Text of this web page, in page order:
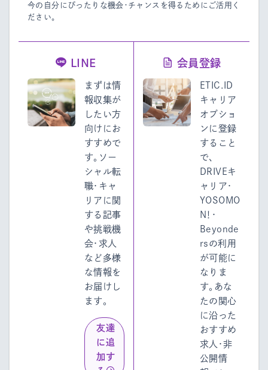
今の自分にぴったりな機会・チャンスを得るためにご活用く
ださい。
LINE
まずは情
報収集が
したい方
向けにお
すすめで
す。ソー
シャル転
職・キャ
リアに関
する記事
や挑戦機
会・求人
など多様
な情報を
お届けし
ます。
友達
に追
加す
会員登録
ETIC.ID
キャリア
オプショ
ンに登録
すること
で、
DRIVEキ
ャリア・
YOSOMO
N！・
Beyonde
rsの利用
が可能に
なりま
す。あな
たの関心
に沿った
おすすめ
求人・非
公開情